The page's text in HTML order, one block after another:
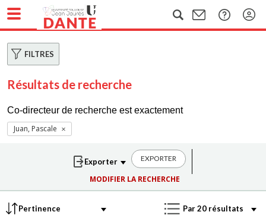
FILTRES
Résultats de recherche
Co-directeur de recherche est exactement
Juan, Pascale
EXPORTER
MODIFIER LA RECHERCHE